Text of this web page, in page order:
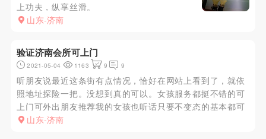
上功夫，纵享丝滑。
山东-济南
验证济南会所可上门
2021-05-04 1163 9 9
听朋友说最近这条街有点情况，恰好在网站上看到了，就依
照地址探险一把。没想到真的可以。女孩服务都挺不错的可
上门可外出朋友推荐我的女孩也听话只要不变态的基本都可
以我玩的是7号图片有点差异不过相差不大生过孩子但是保
山东-济南